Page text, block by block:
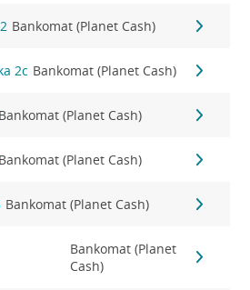
Bankomat (Planet Cash)
2c Bankomat (Planet Cash)
Bankomat (Planet Cash)
Bankomat (Planet Cash)
Bankomat (Planet Cash)
Bankomat (Planet
Cash)